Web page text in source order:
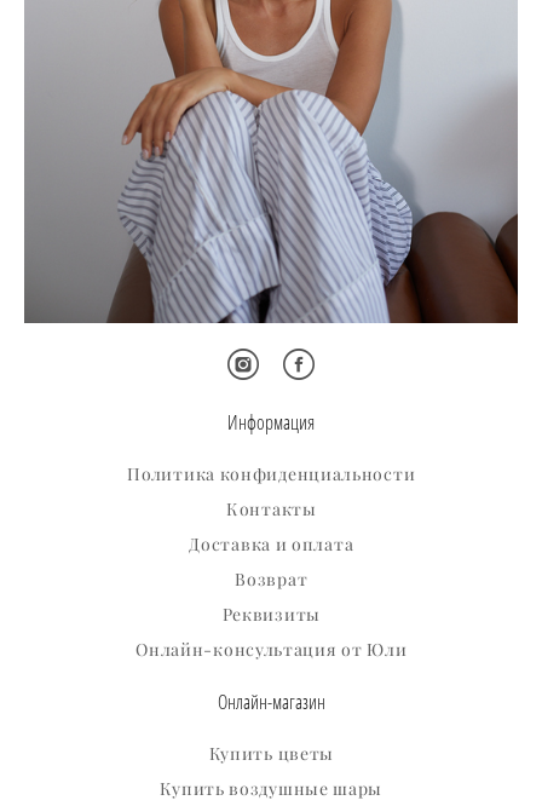
Информация
Политика конфиденциальности
Контакты
Доставка и оплата
Возврат
Реквизиты
Онлайн-консультация от Юли
Онлайн-магазин
Купить цветы
Купить воздушные шары